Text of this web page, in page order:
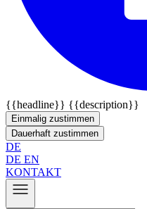
{{headline}} {{description}}
Einmalig zustimmen
Dauerhaft zustimmen
DE
DE EN
KONTAKT